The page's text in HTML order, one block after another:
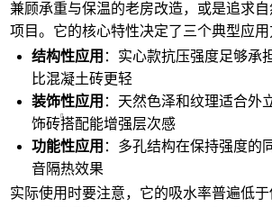
兼顾承重与保温的老房改造，或是追求
项目。它的核心特性决定了三个典型应用
结构性应用 ：实心款抗压强度足够承
比混凝土砖更轻
装饰性应用 ：天然色泽和纹理适合外
饰砖搭配能增强层次感
功能性应用 ：多孔结构在保持强度的
音隔热效果
实际使用时要注意，它的吸水率普遍低